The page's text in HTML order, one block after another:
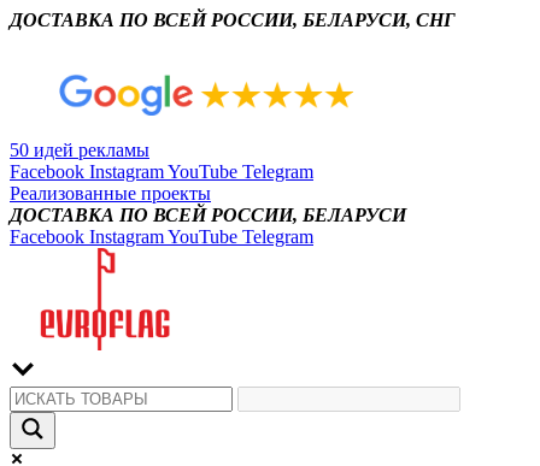
ДОСТАВКА ПО ВСЕЙ РОССИИ, БЕЛАРУСИ, СНГ
50 идей рекламы
Facebook InstagramYouTube Telegram
Реализованные проекты
ДОСТАВКА ПО ВСЕЙ РОССИИ, БЕЛАРУСИ
Facebook InstagramYouTube Telegram